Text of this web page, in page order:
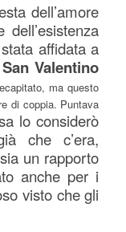
dell’amore
affidata a
San Valentino
ma questo
di coppia. Puntava
lo considerò
che c’era,
un rapporto
anche per i
visto che gli